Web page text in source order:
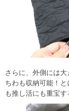
さらに、外側には
ちわも収納可能！
も推し活にも重宝す